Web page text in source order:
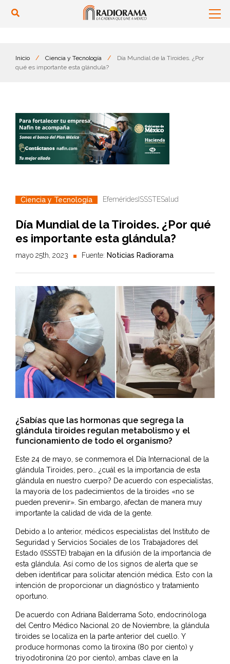
Inicio / Ciencia y Tecnología /
Día Mundial de la Tiroides. ¿Por
qué es importante esta glándula?
Ciencia y Tecnología Efemérides ISSSTESalud
Día Mundial de la Tiroides. ¿Por qué
es importante esta glándula?
mayo 25th, 2023 Fuente: Noticias Radiorama
¿Sabías que las hormonas que segrega la
glándula tiroides regulan metabolismo y el
funcionamiento de todo el organismo?
Este 24 de mayo, se conmemora el Día Internacional de la
glándula Tiroides, pero… ¿cuál es la importancia de esta
glándula en nuestro cuerpo? De acuerdo con especialistas,
la mayoría de los padecimientos de la tiroides «no se
pueden prevenir». Sin embargo, afectan de manera muy
importante la calidad de vida de la gente.
Debido a lo anterior, médicos especialistas del Instituto de
Seguridad y Servicios Sociales de los Trabajadores del
Estado (ISSSTE) trabajan en la difusión de la importancia de
esta glándula. Así como de los signos de alerta que se
deben identificar para solicitar atención médica. Esto con la
intención de proporcionar un diagnóstico y tratamiento
oportuno.
De acuerdo con Adriana Balderrama Soto, endocrinóloga
del Centro Médico Nacional 20 de Noviembre, la glándula
tiroides se localiza en la parte anterior del cuello. Y
produce hormonas como la tiroxina (80 por ciento) y
triyodotironina (20 por ciento), ambas clave en la